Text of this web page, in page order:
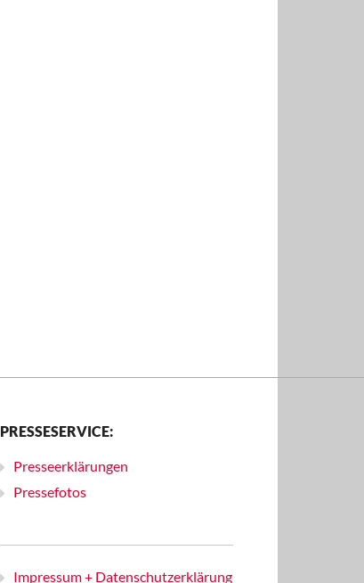
PRESSESERVICE:
Presseerklärungen
Pressefotos
Impressum + Datenschutzerklärung